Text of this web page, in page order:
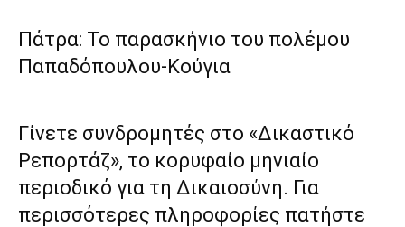
Πάτρα: Το παρασκήνιο του πολέμου
Παπαδόπουλου-Κούγια
Γίνετε συνδρομητές στο «Δικαστικό
Ρεπορτάζ», το κορυφαίο μηνιαίο
περιοδικό για τη Δικαιοσύνη. Για
περισσότερες πληροφορίες πατήστε